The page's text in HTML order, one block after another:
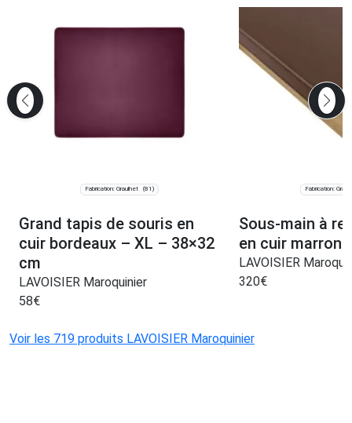
Fabrication: Graulhet (81)
Grand tapis de souris en
cuir bordeaux – XL – 38×32
cm
LAVOISIER Maroquinier
58€
Fabrication:
Sous-main à
en cuir marron
LAVOISIER
320€
Voir les 719 produits LAVOISIER Maroquinier